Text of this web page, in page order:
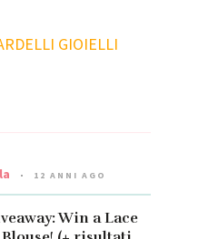
GIOIELLI
12 ANNI AGO
Win a Lace